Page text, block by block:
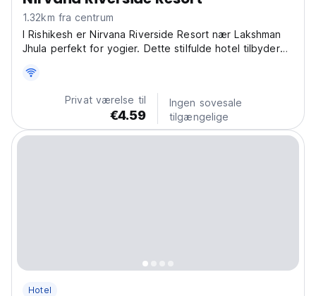
1.32km fra centrum
I Rishikesh er Nirvana Riverside Resort nær Lakshman
Jhula perfekt for yogier. Dette stilfulde hotel tilbyder
from original language)
Privat værelse til
€4.59
Ingen sovesale
tilgængelige
Hotel